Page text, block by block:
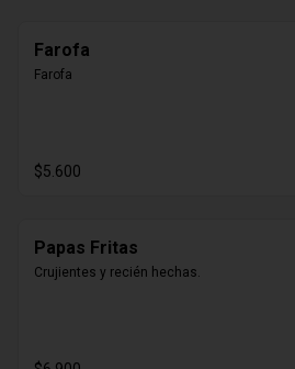
Farofa
Farofa
$5.600
Papas Fritas
Crujientes y recién hechas.